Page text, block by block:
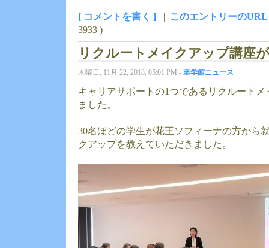
[ コメントを書く ] | このエントリーのURL
3933 )
リクルートメイクアップ講座
木曜日, 11月 22, 2018, 05:01 PM - 至学館ニュース
キャリアサポートの1つであるリクルート
ました。
30名ほどの学生が花王ソフィーナの方から
クアップを教えていただきました。